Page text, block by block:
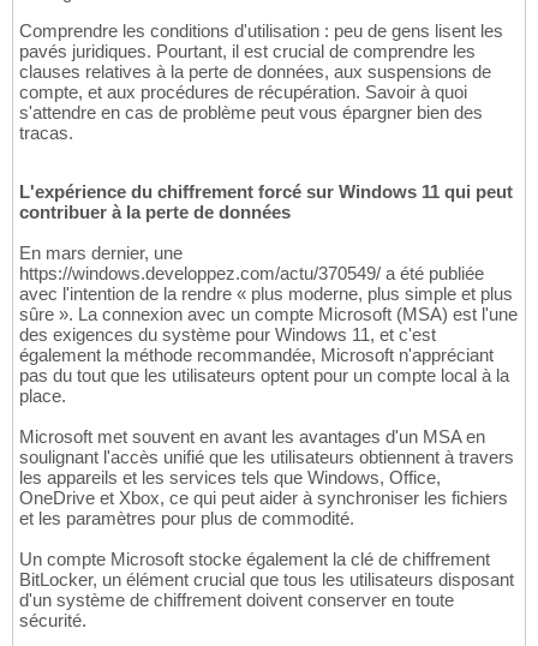
Comprendre les conditions d'utilisation : peu de gens lisent les
pavés juridiques. Pourtant, il est crucial de comprendre les
clauses relatives à la perte de données, aux suspensions de
compte, et aux procédures de récupération. Savoir à quoi
s'attendre en cas de problème peut vous épargner bien des
tracas.
L'expérience du chiffrement forcé sur Windows 11 qui peut
contribuer à la perte de données
En mars dernier, une
https://windows.developpez.com/actu/370549/ a été publiée
avec l'intention de la rendre « plus moderne, plus simple et plus
sûre ». La connexion avec un compte Microsoft (MSA) est l'une
des exigences du système pour Windows 11, et c'est
également la méthode recommandée, Microsoft n'appréciant
pas du tout que les utilisateurs optent pour un compte local à la
place.
Microsoft met souvent en avant les avantages d'un MSA en
soulignant l'accès unifié que les utilisateurs obtiennent à travers
les appareils et les services tels que Windows, Office,
OneDrive et Xbox, ce qui peut aider à synchroniser les fichiers
et les paramètres pour plus de commodité.
Un compte Microsoft stocke également la clé de chiffrement
BitLocker, un élément crucial que tous les utilisateurs disposant
d'un système de chiffrement doivent conserver en toute
sécurité.